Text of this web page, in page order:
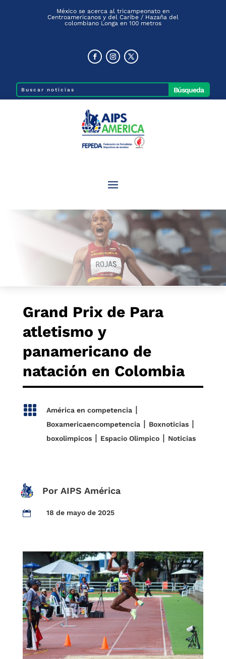
México se acerca al tricampeonato en
Centroamericanos y del Caribe / Hazaña del
colombiano Longa en 100 metros
Grand Prix de Para
atletismo y
panamericano de
natación en Colombia
 América en competencia|
Boxamericaencompetencia| Boxnoticias|
boxolimpicos| Espacio Olimpico| Noticias
Por AIPS América
 18 de mayo de 2025